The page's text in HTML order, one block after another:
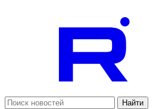
Найти